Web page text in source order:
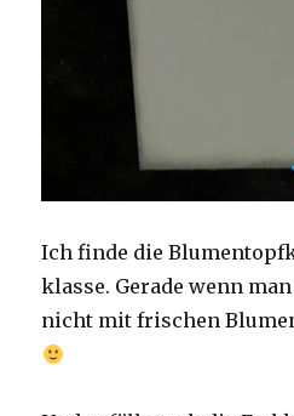
Ich finde die
klasse. Gerade wenn
nicht mit frischen